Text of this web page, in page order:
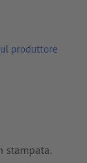
ogni lato
produttore
stampata.